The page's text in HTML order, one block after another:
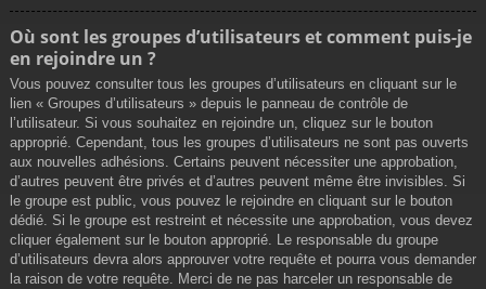
Où sont les groupes d’utilisateurs et comment puis-je
en rejoindre un ?
Vous pouvez consulter tous les groupes d’utilisateurs en cliquant sur le
lien « Groupes d’utilisateurs » depuis le panneau de contrôle de
l’utilisateur. Si vous souhaitez en rejoindre un, cliquez sur le bouton
approprié. Cependant, tous les groupes d’utilisateurs ne sont pas ouverts
aux nouvelles adhésions. Certains peuvent nécessiter une approbation,
d’autres peuvent être privés et d’autres peuvent même être invisibles. Si
le groupe est public, vous pouvez le rejoindre en cliquant sur le bouton
dédié. Si le groupe est restreint et nécessite une approbation, vous devez
cliquer également sur le bouton approprié. Le responsable du groupe
d’utilisateurs devra alors approuver votre requête et pourra vous demander
la raison de votre requête. Merci de ne pas harceler un responsable de